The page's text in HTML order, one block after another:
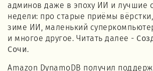
админов даже в эпоху ИИ и лучшие
недели: про старые приёмы
зиме ИИ, маленький
и многое другое. Читать далее -
Сочи.
Amazon DynamoDB получил